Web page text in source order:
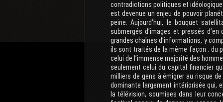
contradictions politiques et
est devenue un enjeu de pouvoir
peine. Aujourd’hui, le bouquet
submergés d’images et pressés
grandes chaînes d’informations, y
ils sont traités de la même façon : du
celui de l’immense majorité des
seulement celui du capital financier
milliers de gens à émigrer au risque de
dominante largement intériorisée qui,
la télévision, soumises dans leur